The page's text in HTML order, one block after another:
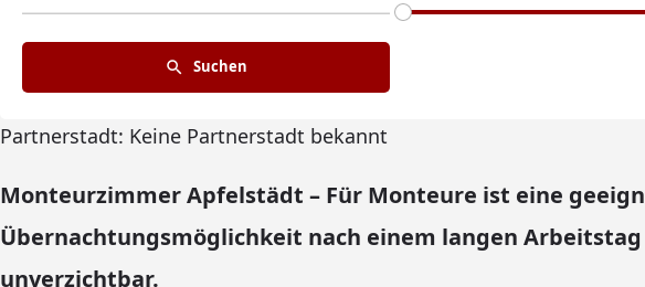
Suchen
Partnerstadt: Keine Partnerstadt bekannt
Monteurzimmer Apfelstädt – Für Monteure ist eine
Übernachtungsmöglichkeit nach einem langen Arbeitstag
unverzichtbar.